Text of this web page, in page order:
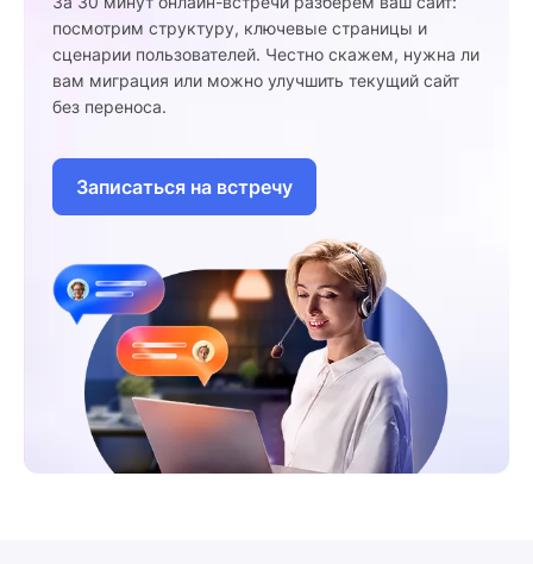
посмотрим структуру, ключевые страницы и
сценарии пользователей. Честно скажем, нужна ли
вам миграция или можно улучшить текущий сайт
без переноса.
Записаться на встречу